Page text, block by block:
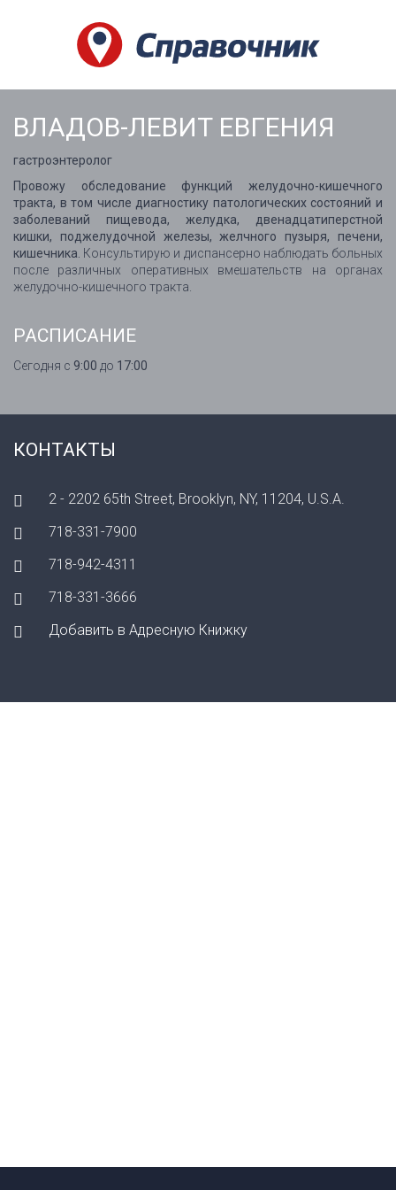
ВЛАДОВ-ЛЕВИТ ЕВГЕНИЯ
гастроэнтеролог
Провожу обследование функций желудочно-кишечного
тракта, в том числе диагностику патологических состояний и
заболеваний пищевода, желудка, двенадцатиперстной
кишки, поджелудочной железы, желчного пузыря, печени,
кишечника. Консультирую и диспансерно наблюдать больных
после различных оперативных вмешательств на органах
желудочно-кишечного тракта.
РАСПИСАНИЕ
Сегодня с 9:00 до 17:00
КОНТАКТЫ
2 - 2202 65th Street, Brooklyn, NY, 11204, U.S.A.
718-331-7900
718-942-4311
718-331-3666
Добавить в Адресную Книжку